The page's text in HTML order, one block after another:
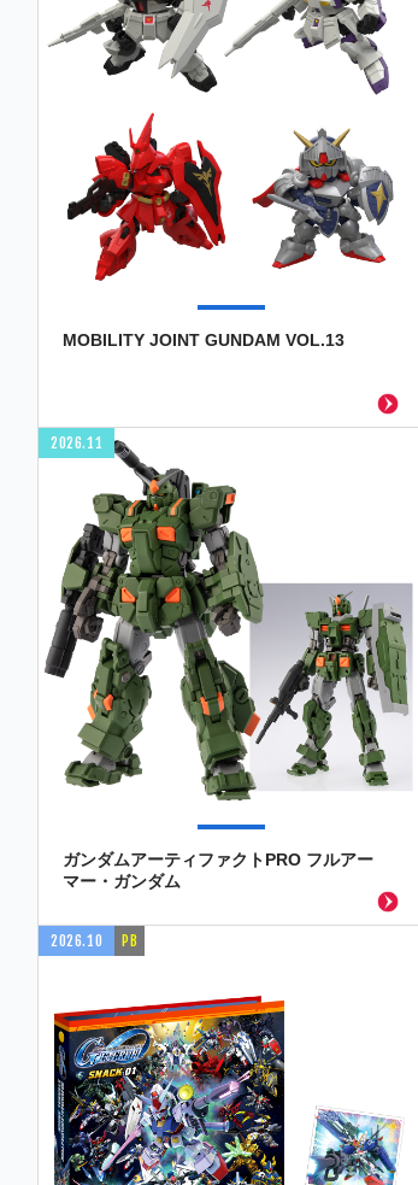
MOBILITY JOINT GUNDAM VOL.13
2026.11
ガンダムアーティファクトPRO フルアー
マー・ガンダム
2026.10 PB